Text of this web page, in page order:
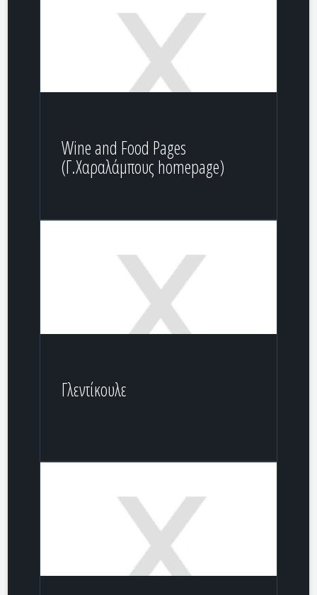
Wine and Food Pages
(Γ.Χαραλάμπους homepage)
Γλεντίκουλε